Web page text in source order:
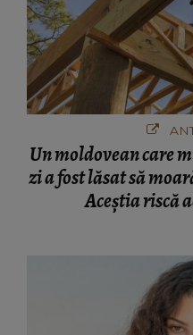
Un moldovean care
zi a fost lăsat să
Aceștia riscă